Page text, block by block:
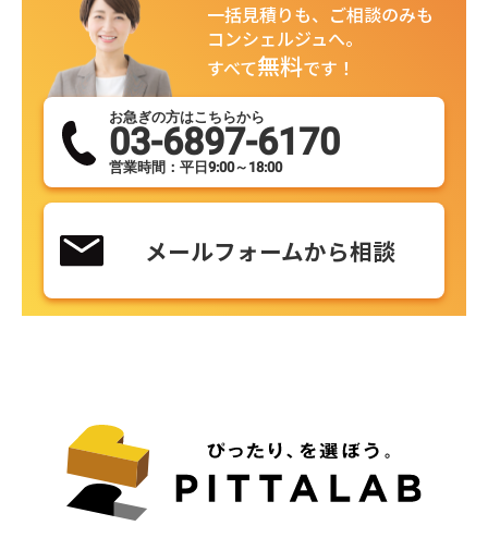
一括見積りも、ご相談のみも
コンシェルジュへ。
すべて無料です！
お急ぎの方はこちらから
03-6897-6170
営業時間：平日9:00～18:00
メールフォームから相談